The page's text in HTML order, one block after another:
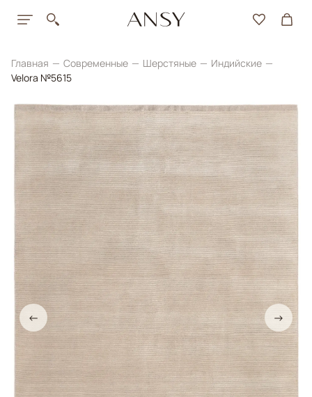
Главная Современные Шерстяные
Индийские
Velora №5615
← →